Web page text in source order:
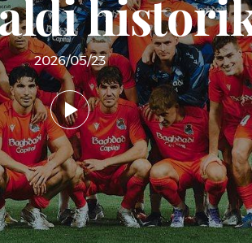
2026/05/23